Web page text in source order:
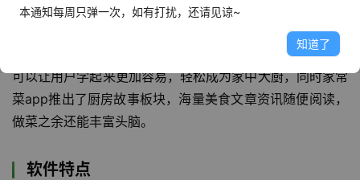
面食、甜品、煲仔饭、下饭菜等分类，还为宝宝、孕妇特殊
人群打造了美食专题，保证菜品健康又营养。并且这里的每
一道菜都有十分详细的图文介绍，步骤设计合理，图文并茂
可以让用户学起来更加容易，轻松成为家中大厨，同时家常
菜app推出了厨房故事板块，海量美食文章资讯随便阅读，
做菜之余还能丰富头脑。
软件特点
本通知每周只弹一次，如有打扰，还请见谅~
知道了